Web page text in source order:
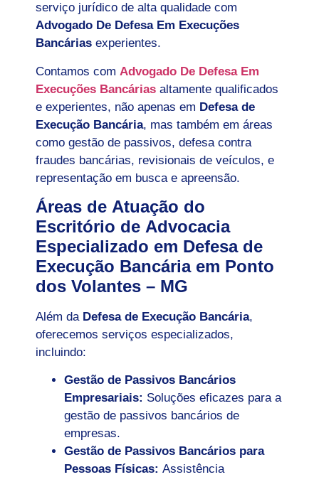
serviço jurídico de alta qualidade com
Advogado De Defesa Em Execuções
Bancárias experientes.
Contamos com Advogado De Defesa Em
Execuções Bancárias altamente qualificados
e experientes, não apenas em Defesa de
Execução Bancária, mas também em áreas
como gestão de passivos, defesa contra
fraudes bancárias, revisionais de veículos, e
representação em busca e apreensão.
Áreas de Atuação do
Escritório de Advocacia
Especializado em Defesa de
Execução Bancária em Ponto
dos Volantes – MG
Além da Defesa de Execução Bancária,
oferecemos serviços especializados,
incluindo:
Gestão de Passivos Bancários
Empresariais: Soluções eficazes para a
gestão de passivos bancários de
empresas.
Gestão de Passivos Bancários para
Pessoas Físicas: Assistência